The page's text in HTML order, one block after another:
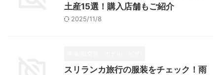
土産15選！購入店舗もご紹介
2025/11/8
スリランカ旅行の服装をチェック！雨